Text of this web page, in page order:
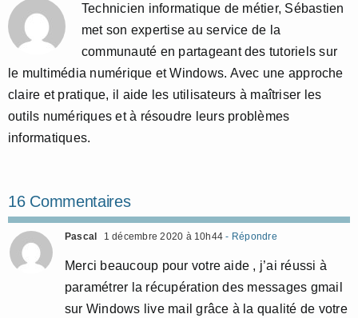
Technicien informatique de métier, Sébastien
met son expertise au service de la
communauté en partageant des tutoriels sur
le multimédia numérique et Windows. Avec une approche
claire et pratique, il aide les utilisateurs à maîtriser les
outils numériques et à résoudre leurs problèmes
informatiques.
16 Commentaires
Pascal 1 décembre 2020 à 10h44 - Répondre
Merci beaucoup pour votre aide , j’ai réussi à
paramétrer la récupération des messages gmail
sur Windows live mail grâce à la qualité de votre